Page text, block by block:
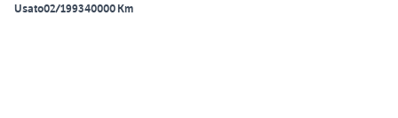
Usato02/199340000 Km